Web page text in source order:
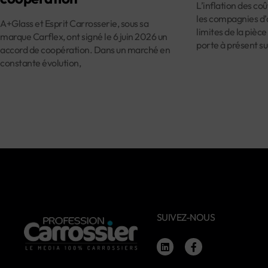
A+Glass et Esprit Carrosserie, sous sa
marque Carflex, ont signé le 6 juin 2026 un
accord de coopération. Dans un marché en
constante évolution,
L’inflation des
les compagnies
limites de la
porte à présent
SUIVEZ-NOUS